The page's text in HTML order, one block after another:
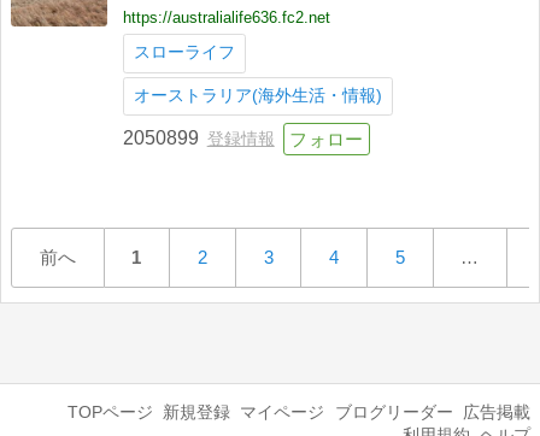
https://australialife636.fc2.net
スローライフ
オーストラリア(海外生活・情報)
2050899 登録情報
前へ 1 2 3 4 5 …
TOPページ 新規登録 マイページ ブログリーダー
広告掲載